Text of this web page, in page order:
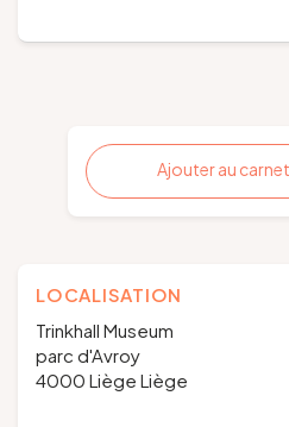
Ajouter au
LOCALISATION
Trinkhall Museum
parc d'Avroy
4000 Liège Liège